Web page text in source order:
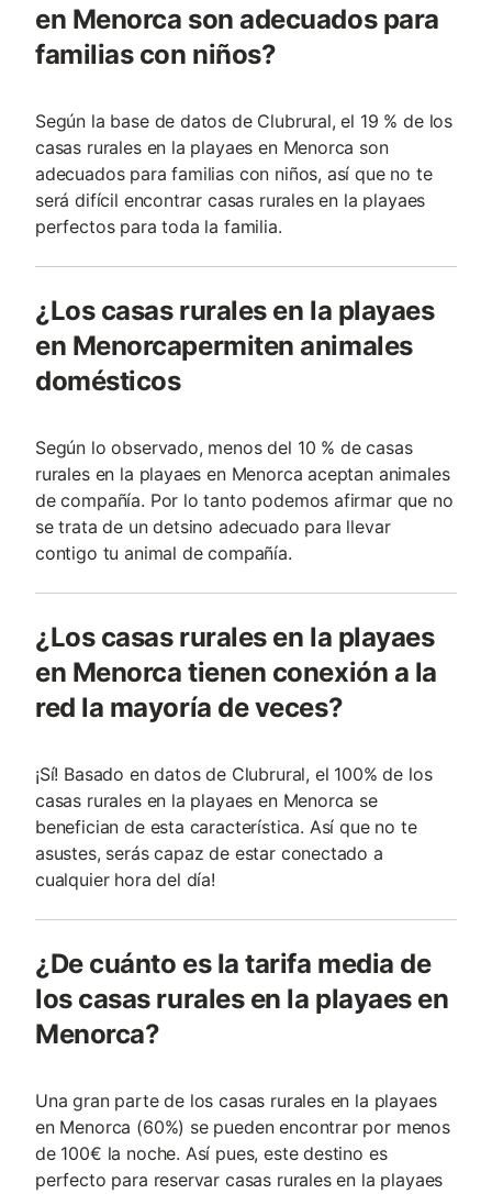
en Menorca son adecuados para
familias con niños?
Según la base de datos de Clubrural, el 19 % de los
casas rurales en la playaes en Menorca son
adecuados para familias con niños, así que no te
será difícil encontrar casas rurales en la playaes
perfectos para toda la familia.
¿Los casas rurales en la playaes
en Menorcapermiten animales
domésticos
Según lo observado, menos del 10 % de casas
rurales en la playaes en Menorca aceptan animales
de compañía. Por lo tanto podemos afirmar que no
se trata de un detsino adecuado para llevar
contigo tu animal de compañía.
¿Los casas rurales en la playaes
en Menorca tienen conexión a la
red la mayoría de veces?
¡Sí! Basado en datos de Clubrural, el 100% de los
casas rurales en la playaes en Menorca se
benefician de esta característica. Así que no te
asustes, serás capaz de estar conectado a
cualquier hora del día!
¿De cuánto es la tarifa media de
los casas rurales en la playaes en
Menorca?
Una gran parte de los casas rurales en la playaes
en Menorca (60%) se pueden encontrar por menos
de 100€ la noche. Así pues, este destino es
perfecto para reservar casas rurales en la playaes